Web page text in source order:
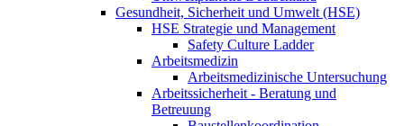
Gesundheit, Sicherheit und Umwelt (HSE)
HSE Strategie und Management
Safety Culture Ladder
Arbeitsmedizin
Arbeitsmedizinische Untersuchung
Arbeitssicherheit - Beratung und
Betreuung